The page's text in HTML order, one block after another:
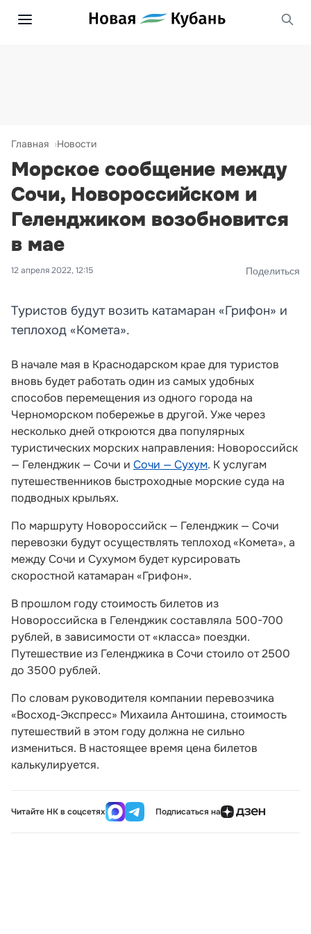
Главная Новости
Морское сообщение между
Сочи, Новороссийском и
Геленджиком возобновится
в мае
12 апреля 2022, 12:15 Поделиться
Туристов будут возить катамаран «Грифон» и
теплоход «Комета».
В начале мая в Краснодарском крае для туристов
вновь будет работать один из самых удобных
способов перемещения из одного города на
Черноморском побережье в другой. Уже через
несколько дней откроются два популярных
туристических морских направления: Новороссийск
— Геленджик — Сочи и Сочи — Сухум. К услугам
путешественников быстроходные морские суда на
подводных крыльях.
По маршруту Новороссийск — Геленджик — Сочи
перевозки будут осуществлять теплоход «Комета», а
между Сочи и Сухумом будет курсировать
скоростной катамаран «Грифон».
В прошлом году стоимость билетов из
Новороссийска в Геленджик составляла 500-700
рублей, в зависимости от «класса» поездки.
Путешествие из Геленджика в Сочи стоило от 2500
до 3500 рублей.
По словам руководителя компании перевозчика
«Восход-Экспресс» Михаила Антошина, стоимость
путешествий в этом году должна не сильно
измениться. В настоящее время цена билетов
калькулируется.
Читайте НК в соцсетях Подписаться на